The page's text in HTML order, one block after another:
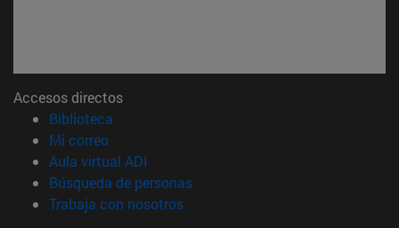
Accesos directos
Biblioteca
Mi correo(abre en nueva ventana)
Aula virtual ADI
Búsqueda de personas(abre en nueva ventana)
Trabaja con nosotros(abre en nueva ventana)